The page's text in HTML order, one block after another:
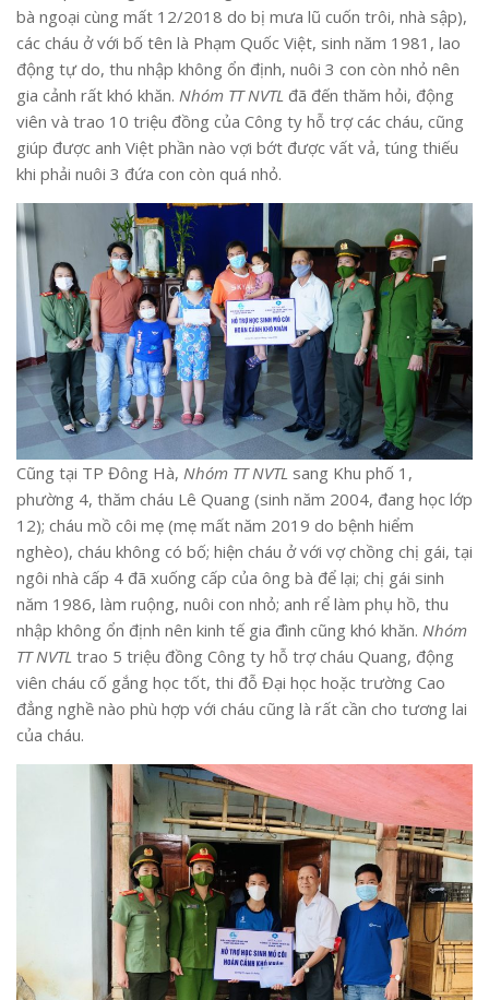
bà ngoại cùng mất 12/2018 do bị mưa lũ cuốn trôi, nhà sập),
các cháu ở với bố tên là Phạm Quốc Việt, sinh năm 1981, lao
động tự do, thu nhập không ổn định, nuôi 3 con còn nhỏ nên
gia cảnh rất khó khăn. Nhóm TT NVTL đã đến thăm hỏi, động
viên và trao 10 triệu đồng của Công ty hỗ trợ các cháu, cũng
giúp được anh Việt phần nào vợi bớt được vất vả, túng thiếu
khi phải nuôi 3 đứa con còn quá nhỏ.
Cũng tại TP Đông Hà, Nhóm TT NVTL sang Khu phố 1,
phường 4, thăm cháu Lê Quang (sinh năm 2004, đang học lớp
12); cháu mồ côi mẹ (mẹ mất năm 2019 do bệnh hiểm
nghèo), cháu không có bố; hiện cháu ở với vợ chồng chị gái, tại
ngôi nhà cấp 4 đã xuống cấp của ông bà để lại; chị gái sinh
năm 1986, làm ruộng, nuôi con nhỏ; anh rể làm phụ hồ, thu
nhập không ổn định nên kinh tế gia đình cũng khó khăn. Nhóm
TT NVTL trao 5 triệu đồng Công ty hỗ trợ cháu Quang, động
viên cháu cố gắng học tốt, thi đỗ Đại học hoặc trường Cao
đẳng nghề nào phù hợp với cháu cũng là rất cần cho tương lai
của cháu.